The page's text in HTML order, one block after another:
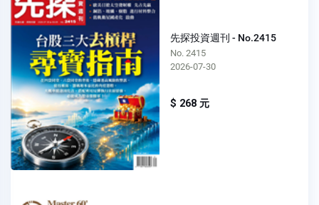
先探投資週刊 - No.2415
No. 2415
2026-07-30
$ 268 元